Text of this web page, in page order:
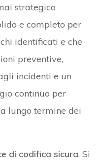
strategico
e completo per
identificati e che
preventive,
incidenti e un
continuo per
lungo termine dei
di codifica sicura. Si